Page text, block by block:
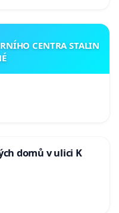
CENTRA STALIN
domů v ulici K